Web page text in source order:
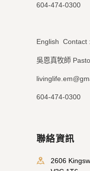
604-474-0300
English Contact :
吳恩真牧師
604-474-0300
聯絡資訊
2606